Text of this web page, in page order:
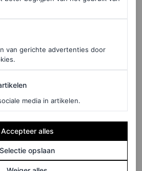
van gerichte advertenties door
media in artikelen.
Accepteer alles
Selectie opslaan